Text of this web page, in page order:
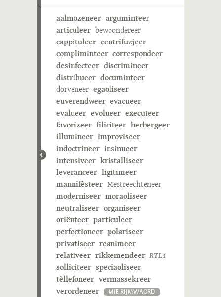
4
aalmozeneer arguminteer
articuleer bewoondereer
cappituleer centrifuzjeer
compliminteer correspondeer
desinfecteer discrimineer
distribueer documinteer
dörveneer egaoliseer
euverendweer evacueer
evalueer evolueer executeer
favorizeer filiciteer herbergeer
illumineer improviseer
indoctrineer insinueer
intensiveer kristalliseer
leveranceer ligitimeer
mannifèsteer Mestreechteneer
moderniseer moraoliseer
neutraliseer organiseer
oriënteer particuleer
perfectioneer polariseer
privatiseer reanimeer
relativeer rikkemendeer RTL4
solliciteer speciaoliseer
tèllefoneer vermassekreer
verordeneer
MIE RIJMWÄÖRD